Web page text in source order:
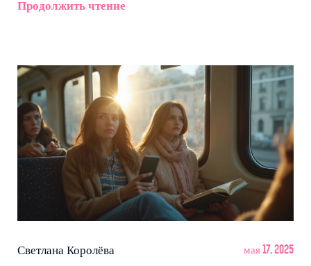
интересные факты о гигантских гонорарах, способах
серии книг, от которых не захочется отрываться
неделями. Это отличный старт для тех, кто ищет
вдохновение для вечерних чтений.
Продолжить чтение
Светлана Королёва мая 17, 2025